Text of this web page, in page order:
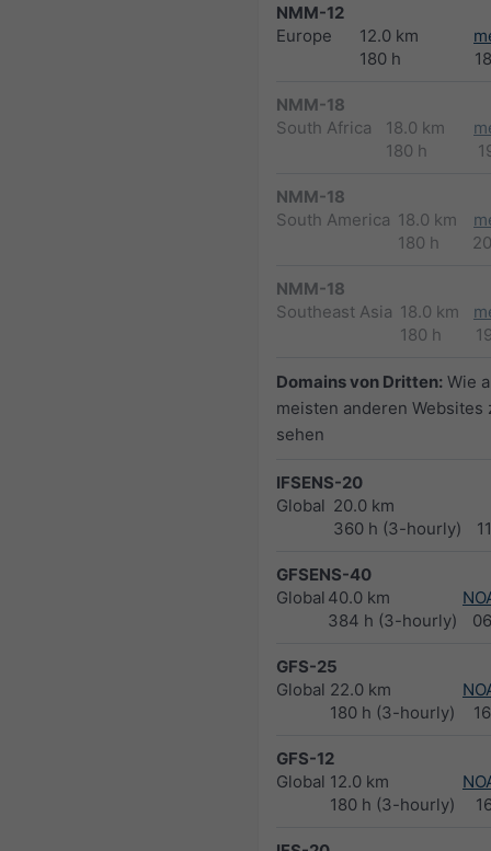
NMM-12
Europe
12.0 km
180 h
NMM-18
South Africa
18.0 km
180 h
NMM-18
South America 18.0 km
180 h
NMM-18
Southeast Asia 18.0 km
180 h
Domains von Dritten: Wie
meisten anderen Websites
sehen
IFSENS-20
Global 20.0 km
360 h (3-hourly)
GFSENS-40
Global 40.0 km
384 h (3-hourly)
GFS-25
Global 22.0 km
180 h (3-hourly)
GFS-12
Global 12.0 km
180 h (3-hourly)